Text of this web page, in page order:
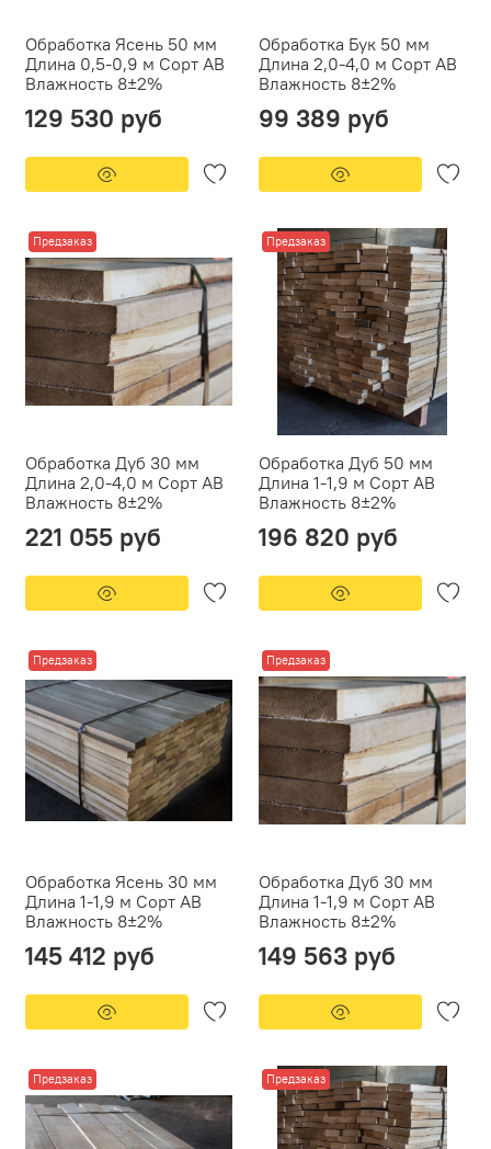
Обработка Ясень 50 мм
Длина 0,5-0,9 м Сорт АВ
Влажность 8±2%
129 530 руб
Обработка Бук 50 мм
Длина 2,0-4,0 м Сорт АВ
Влажность 8±2%
99 389 руб
Предзаказ
Обработка Дуб 30 мм
Длина 2,0-4,0 м Сорт АВ
Влажность 8±2%
221 055 руб
Предзаказ
Обработка Дуб 50 мм
Длина 1-1,9 м Сорт АВ
Влажность 8±2%
196 820 руб
Предзаказ
Обработка Ясень 30 мм
Длина 1-1,9 м Сорт АВ
Влажность 8±2%
145 412 руб
Предзаказ
Обработка Дуб 30 мм
Длина 1-1,9 м Сорт АВ
Влажность 8±2%
149 563 руб
Предзаказ Предзаказ